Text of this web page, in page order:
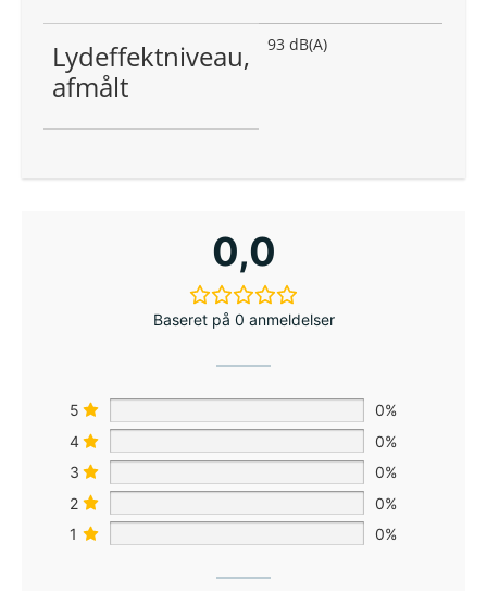
Lydeffektniveau,
afmålt
93 dB(A)
0,0
Baseret på 0 anmeldelser
5
0%
4
0%
3
0%
2
0%
1
0%